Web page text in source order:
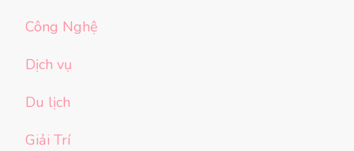
Công Nghệ
Dịch vụ
Du lịch
Giải Trí